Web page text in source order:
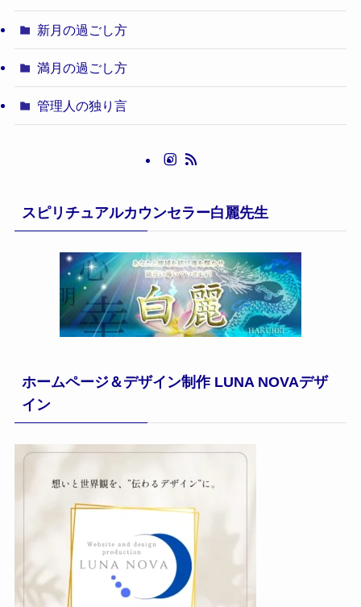
新月の過ごし方
満月の過ごし方
管理人の独り言
スピリチュアルカウンセラー白麗先生
ホームページ＆デザイン制作 LUNA NOVAデザ
イン